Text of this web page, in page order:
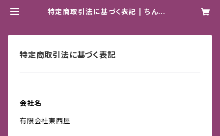
特定商取引法に基づく表記 | ちんどん
特定商取引法に基づく表記
会社名
有限会社東西屋